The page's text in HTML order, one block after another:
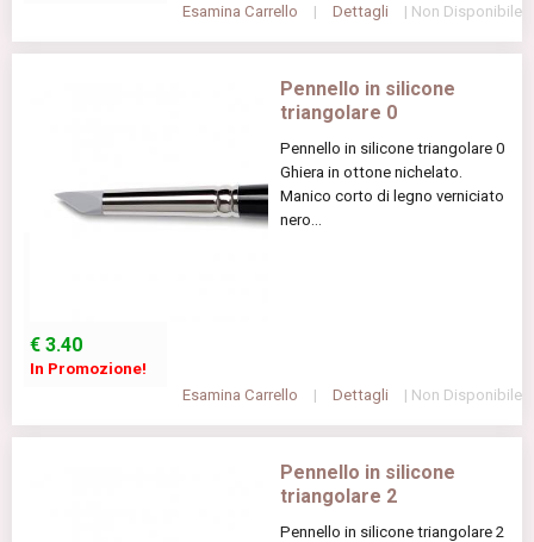
Esamina Carrello
| Dettagli | Non Disponibile
Pennello in silicone
triangolare 0
Pennello in silicone triangolare 0
Ghiera in ottone nichelato.
Manico corto di legno verniciato
nero...
€ 3.40
In Promozione!
Esamina Carrello
| Dettagli | Non Disponibile
Pennello in silicone
triangolare 2
Pennello in silicone triangolare 2